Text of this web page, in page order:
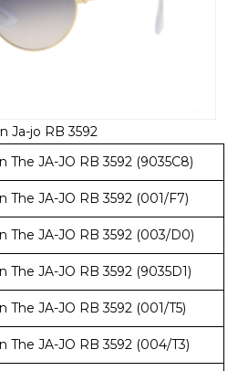
Ja-jo RB 3592
The JA-JO RB 3592 (9035C8)
The JA-JO RB 3592 (001/F7)
The JA-JO RB 3592 (003/D0)
The JA-JO RB 3592 (9035D1)
The JA-JO RB 3592 (001/T5)
The JA-JO RB 3592 (004/T3)